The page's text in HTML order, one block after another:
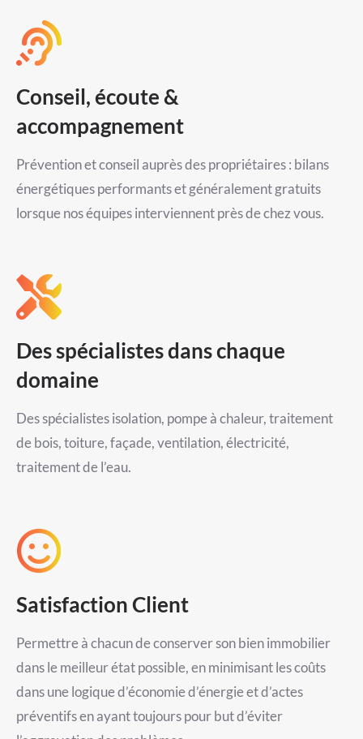
Conseil, écoute &
accompagnement
Prévention et conseil auprès des propriétaires : bilans
énergétiques performants et généralement gratuits
lorsque nos équipes interviennent près de chez vous.
Des spécialistes dans chaque
domaine
Des spécialistes isolation, pompe à chaleur, traitement
de bois, toiture, façade, ventilation, électricité,
traitement de l’eau.
Satisfaction Client
Permettre à chacun de conserver son bien immobilier
dans le meilleur état possible, en minimisant les coûts
dans une logique d’économie d’énergie et d’actes
préventifs en ayant toujours pour but d’éviter